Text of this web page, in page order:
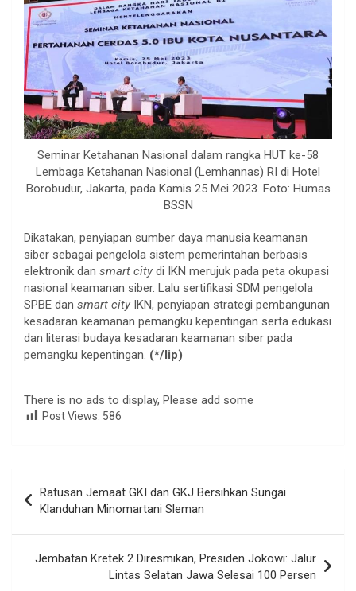
Seminar Ketahanan Nasional dalam rangka HUT ke-58
Lembaga Ketahanan Nasional (Lemhannas) RI di Hotel
Borobudur, Jakarta, pada Kamis 25 Mei 2023. Foto: Humas
BSSN
Dikatakan, penyiapan sumber daya manusia keamanan
siber sebagai pengelola sistem pemerintahan berbasis
elektronik dan smart city di IKN merujuk pada peta okupasi
nasional keamanan siber. Lalu sertifikasi SDM pengelola
SPBE dan smart city IKN, penyiapan strategi pembangunan
kesadaran keamanan pemangku kepentingan serta edukasi
dan literasi budaya kesadaran keamanan siber pada
pemangku kepentingan. (*/lip)
There is no ads to display, Please add some
Post Views: 586
pos
Ratusan Jemaat GKI dan GKJ Bersihkan Sungai
Klanduhan Minomartani Sleman
Jembatan Kretek 2 Diresmikan, Presiden Jokowi: Jalur
Lintas Selatan Jawa Selesai 100 Persen